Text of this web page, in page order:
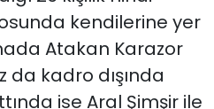
kendilerine yer
Atakan Karazor
da kadro dışında
ise Aral Şimşir ile